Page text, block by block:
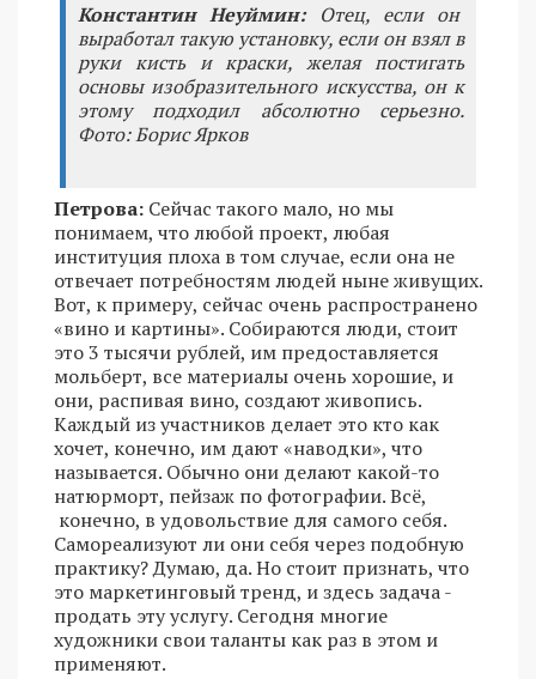
Константин Неуймин:Отец, если он
выработал такую установку, если он взял в
руки кисть и краски, желая постигать
основы изобразительного искусства, он к
этому подходил абсолютно серьезно.
Фото: Борис Ярков
Петрова: Сейчас такого мало, но мы
понимаем, что любой проект, любая
институция плоха в том случае, если она не
отвечает потребностям людей ныне живущих.
Вот, к примеру, сейчас очень распространено
«вино и картины». Собираются люди, стоит
это 3 тысячи рублей, им предоставляется
мольберт, все материалы очень хорошие, и
они, распивая вино, создают живопись.
Каждый из участников делает это кто как
хочет, конечно, им дают «наводки», что
называется. Обычно они делают какой-то
натюрморт, пейзаж по фотографии. Всё,
конечно, в удовольствие для самого себя.
Самореализуют ли они себя через подобную
практику? Думаю, да. Но стоит признать, что
это маркетинговый тренд, и здесь задача -
продать эту услугу. Сегодня многие
художники свои таланты как раз в этом и
применяют.